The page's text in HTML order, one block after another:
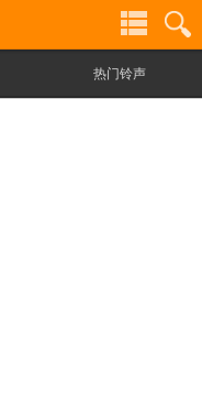
热门铃声